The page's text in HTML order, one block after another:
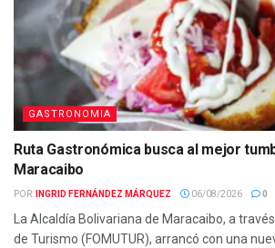
GASTRONOMIA
Ruta Gastronómica busca al mejor
Maracaibo
POR: INGRID FERNÁNDEZ MÁRQUEZ 06/08/2026 0
La Alcaldía Bolivariana de Maracaibo, a
de Turismo (FOMUTUR), arrancó con una